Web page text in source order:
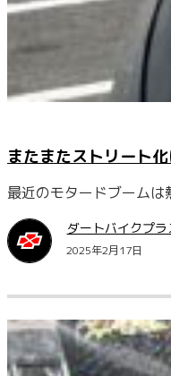
またまたストリート化
最近のモタードブーム
ダートバイクプラ
2025年2月17日